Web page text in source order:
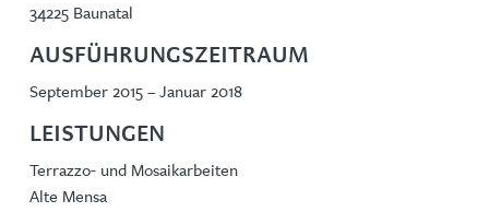
34225 Baunatal
AUSFÜHRUNGSZEITRAUM
September 2015 – Januar 2018
LEISTUNGEN
Terrazzo- und Mosaikarbeiten
Alte Mensa